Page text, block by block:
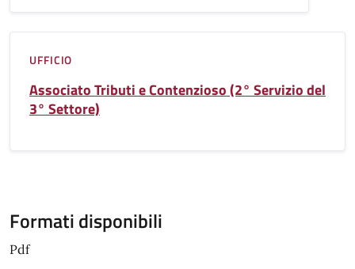
UFFICIO
Associato Tributi e Contenzioso (2° Servizio del
3° Settore)
Formati disponibili
Pdf